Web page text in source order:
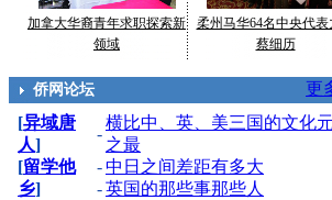
加拿大华裔青年求职探索新
领域
柔州马华64名中央代表
蔡细历
侨网论坛
更
[异域唐
人]
[留学他
乡]
-
横比中、英、美三国的文化
之最
- 中日之间差距有多大
- 英国的那些事那些人